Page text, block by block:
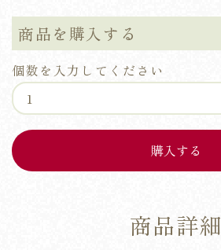
商品を購入する
個数を入力してください
商品詳細